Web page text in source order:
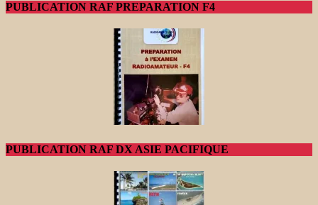
PUBLICATION RAF PREPARATION F4
PUBLICATION RAF DX ASIE PACIFIQUE